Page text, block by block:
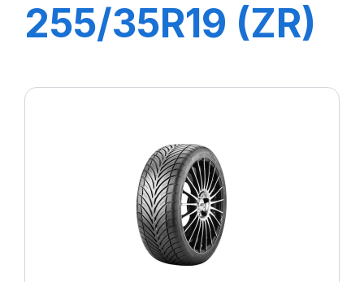
255/35R19 (ZR)